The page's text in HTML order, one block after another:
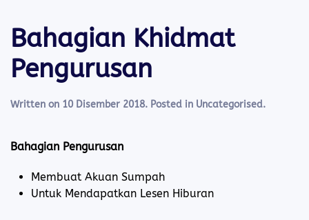
Bahagian Khidmat
Pengurusan
Written on 10 Disember 2018. Posted in Uncategorised.
Bahagian Pengurusan
Membuat Akuan Sumpah
Untuk Mendapatkan Lesen Hiburan